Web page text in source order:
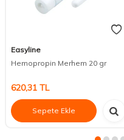
Easyline
Hemopropin Merhem 20 gr
620,31 TL
Sepete Ekle